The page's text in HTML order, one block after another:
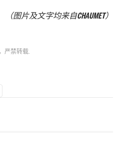
（图片及文字均来自CHAUMET）
严禁转载.